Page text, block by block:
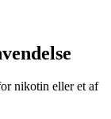
nikotin eller et af